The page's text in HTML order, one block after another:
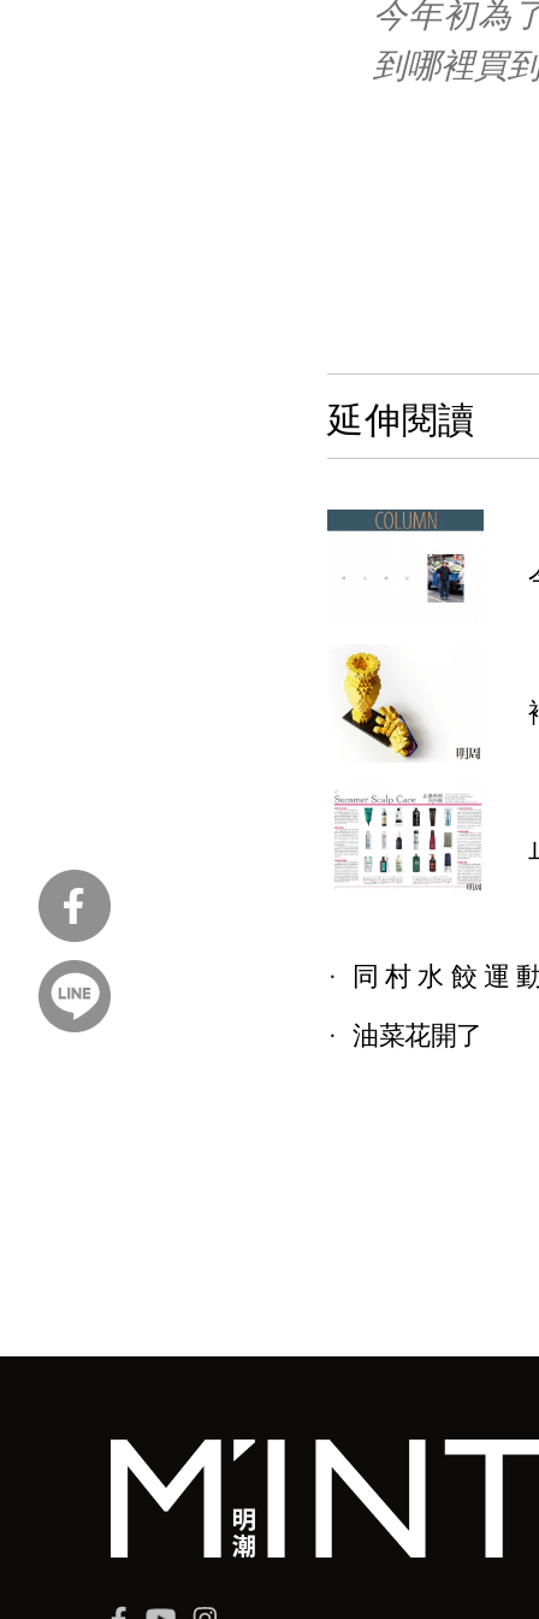
今年初為
到哪裡買
延伸閱讀
同 村 水 餃 運
油菜花開了